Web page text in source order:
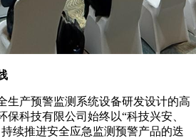
生产预警监测系统设备研发设计的高
保科技有限公司始终以“科技兴安、
续推进安全应急监测预警产品的迭